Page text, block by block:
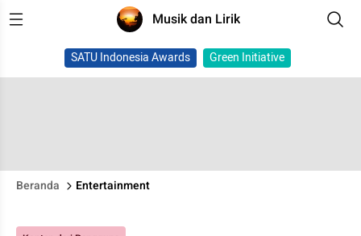
Musik dan Lirik
SATU Indonesia Awards Green Initiative
Beranda Entertainment